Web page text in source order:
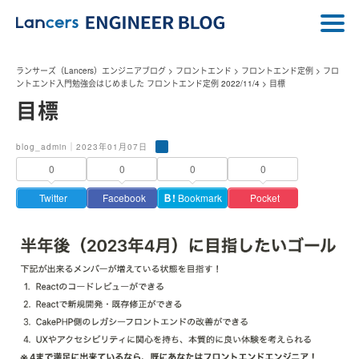
ランサーズ（Lancers）エンジニアブログ > フロントエンド > フロントエンド定例 > フロ
ントエンド入門勉強会はじめました フロントエンド定例 2022/11/4 > 目標
目標
blog_admin｜2023年01月07日
0
Twitter
0
Facebook
0
Ｂ! Bookmark
0
Pocket